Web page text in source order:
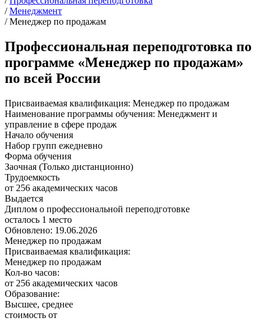
/ Менеджмент
/ Менеджер по продажам
Профессиональная переподготовка по
программе «Менеджер по продажам»
по всей России
Присваиваемая квалификация: Менеджер по продажам
Наименование программы обучения: Менеджмент и
управление в сфере продаж
Начало обучения
Набор групп ежедневно
Форма обучения
Заочная (Только дистанционно)
Трудоемкость
от 256 академических часов
Выдается
Диплом о профессиональной переподготовке
осталось 1 место
Обновлено: 19.06.2026
Менеджер по продажам
Присваиваемая квалификация:
Менеджер по продажам
Кол-во часов:
от 256 академических часов
Образование:
Высшее, среднее
стоимость от